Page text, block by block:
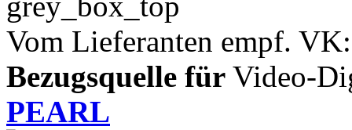
Vom Lieferanten empf.
Bezugsquelle für Video-
PEARL